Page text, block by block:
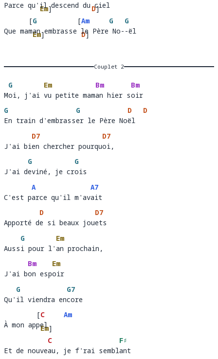
Parce qu il desc
Em]
du c el
D]
Parce qu'il descend du ciel
Que ma
[G
an
Em]rasse le
[Am
Père
D]
--
G
ël
G
Que maman embrasse le Père No--ël
Couplet 2
M
G
oi, j'ai
Em
vu petite mam
Bm
an hier s
Bm
oi
Moi, j'ai vu petite maman hier soir
G
En train d'embrass
G
er le Père No
D
ël
D
En train d'embrasser le Père Noël
J'ai bi
D7
en chercher pourqu
D7
oi,
J'ai bien chercher pourquoi,
J'ai d
G
eviné, je cr
G
o
J'ai deviné, je crois
C'est p
A
arce qu'il m'av
A7
ait
C'est parce qu'il m'avait
Apporté d
D
e si beaux jou
D7
et
Apporté de si beaux jouets
Auss
G
i pour l'
Em
an prochain,
Aussi pour l'an prochain,
J'ai b
Bm
on esp
Em
oir
J'ai bon espoir
Qu'
G
il viendra en
G7
core
Qu'il viendra encore
À mon ap
[C
el
Em]
Am
À mon appel
Et de nouve
C
au, je f'rai sembl
F♯
ant
Et de nouveau, je f'rai semblant